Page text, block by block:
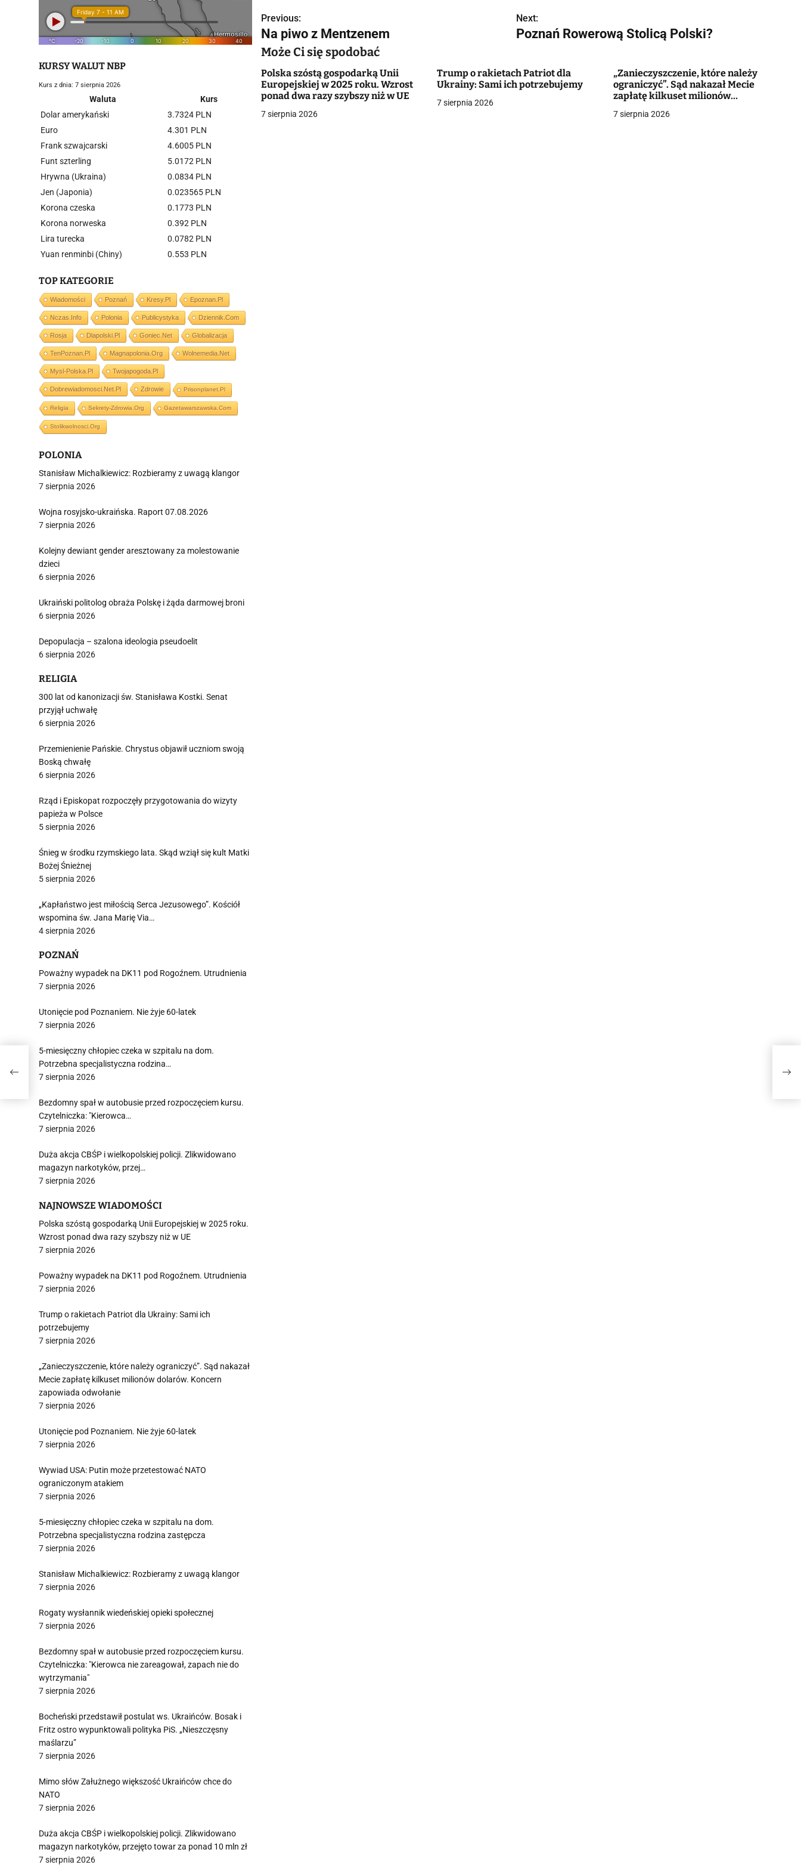
N
a
w
i
g
Previous:
Na piwo z Mentzenem
Next:
Poznań Rowerową Stolicą Polski?
Może Ci się spodobać
Polska szóstą gospodarką Unii
Europejskiej w 2025 roku. Wzrost
ponad dwa razy szybszy niż w UE
7 sierpnia 2026
Trump o rakietach Patriot dla
Ukrainy: Sami ich potrzebujemy
7 sierpnia 2026
„Zanieczyszczenie, które należy
ograniczyć”. Sąd nakazał Mecie
zapłatę kilkuset milionów
odwołanie
7 sierpnia 2026
KURSY WALUT NBP
Kurs z dnia: 7 sierpnia 2026
Waluta
Kurs
Dolar amerykański
3.7324 PLN
Euro
4.301 PLN
Frank szwajcarski
4.6005 PLN
Funt szterling
5.0172 PLN
Hrywna (Ukraina)
0.0834 PLN
Jen (Japonia)
0.023565 PLN
Korona czeska
0.1773 PLN
Korona norweska
0.392 PLN
Lira turecka
0.0782 PLN
Yuan renminbi (Chiny)
0.553 PLN
TOP KATEGORIE
Wiadomości Poznań Kresy.pl Epoznan.pl
Nczas.info Polonia Publicystyka Dziennik.com
Rosja Dlapolski.pl Goniec.net Globalizacja
TenPoznan.pl Magnapolonia.org Wolnemedia.net
Mysl-Polska.pl Twojapogoda.pl
Dobrewiadomosci.net.pl Zdrowie Prisonplanet.pl
Religia Sekrety-Zdrowia.org Gazetawarszawska.com
Stolikwolnosci.org
POLONIA
Stanisław Michalkiewicz: Rozbieramy z uwagą klangor
7 sierpnia 2026
Wojna rosyjsko-ukraińska. Raport 07.08.2026
7 sierpnia 2026
Kolejny dewiant gender aresztowany za molestowanie
dzieci
6 sierpnia 2026
Ukraiński politolog obraża Polskę i żąda darmowej broni
6 sierpnia 2026
Depopulacja – szalona ideologia pseudoelit
6 sierpnia 2026
RELIGIA
300 lat od kanonizacji św. Stanisława Kostki. Senat
przyjął uchwałę
6 sierpnia 2026
Przemienienie Pańskie. Chrystus objawił uczniom swoją
Boską chwałę
6 sierpnia 2026
Rząd i Episkopat rozpoczęły przygotowania do wizyty
papieża w Polsce
5 sierpnia 2026
Śnieg w środku rzymskiego lata. Skąd wziął się kult Matki
Bożej Śnieżnej
5 sierpnia 2026
„Kapłaństwo jest miłością Serca Jezusowego”. Kościół
wspomina św. Jana Marię Via…
4 sierpnia 2026
POZNAŃ
Poważny wypadek na DK11 pod Rogoźnem. Utrudnienia
7 sierpnia 2026
Utonięcie pod Poznaniem. Nie żyje 60-latek
7 sierpnia 2026
5-miesięczny chłopiec czeka w szpitalu na dom.
Potrzebna specjalistyczna rodzina…
7 sierpnia 2026
Bezdomny spał w autobusie przed rozpoczęciem kursu.
Czytelniczka: "Kierowca…
7 sierpnia 2026
Duża akcja CBŚP i wielkopolskiej policji. Zlikwidowano
magazyn narkotyków, przej…
7 sierpnia 2026
NAJNOWSZE WIADOMOŚCI
Polska szóstą gospodarką Unii Europejskiej w 2025 roku.
Wzrost ponad dwa razy szybszy niż w UE
7 sierpnia 2026
Poważny wypadek na DK11 pod Rogoźnem. Utrudnienia
7 sierpnia 2026
Trump o rakietach Patriot dla Ukrainy: Sami ich
potrzebujemy
7 sierpnia 2026
„Zanieczyszczenie, które należy ograniczyć”. Sąd nakazał
Mecie zapłatę kilkuset milionów dolarów. Koncern
zapowiada odwołanie
7 sierpnia 2026
Utonięcie pod Poznaniem. Nie żyje 60-latek
7 sierpnia 2026
Wywiad USA: Putin może przetestować NATO
ograniczonym atakiem
7 sierpnia 2026
5-miesięczny chłopiec czeka w szpitalu na dom.
Potrzebna specjalistyczna rodzina zastępcza
7 sierpnia 2026
Stanisław Michalkiewicz: Rozbieramy z uwagą klangor
7 sierpnia 2026
Rogaty wysłannik wiedeńskiej opieki społecznej
7 sierpnia 2026
Bezdomny spał w autobusie przed rozpoczęciem kursu.
Czytelniczka: "Kierowca nie zareagował, zapach nie do
wytrzymania"
7 sierpnia 2026
Bocheński przedstawił postulat ws. Ukraińców. Bosak i
Fritz ostro wypunktowali polityka PiS. „Nieszczęsny
maślarzu”
7 sierpnia 2026
Mimo słów Załużnego większość Ukraińców chce do
NATO
7 sierpnia 2026
Duża akcja CBŚP i wielkopolskiej policji. Zlikwidowano
magazyn narkotyków, przejęto towar za ponad 10 mln zł
7 sierpnia 2026